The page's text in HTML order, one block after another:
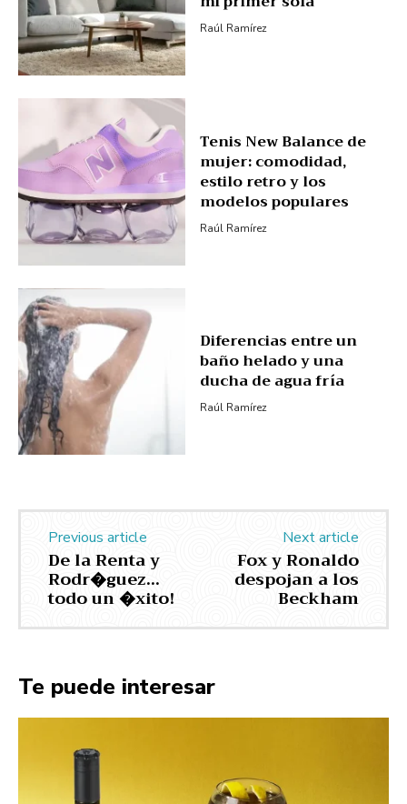
Raúl Ramírez
Tenis New Balance de
mujer: comodidad,
estilo retro y los
modelos populares
Raúl Ramírez
Diferencias entre un
baño helado y una
ducha de agua fría
Raúl Ramírez
Previous article
De la Renta y
Rodr�guez…
todo un �xito!
Next article
Fox y Ronaldo
despojan a los
Beckham
Te puede interesar